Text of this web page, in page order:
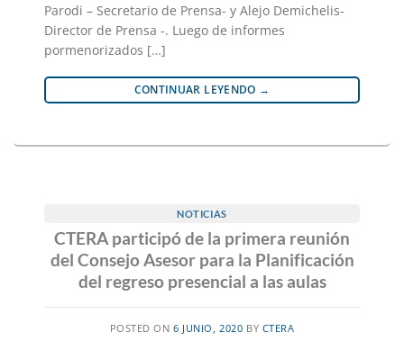
Parodi – Secretario de Prensa- y Alejo Demichelis-
Director de Prensa -. Luego de informes
pormenorizados […]
CONTINUAR LEYENDO →
NOTICIAS
CTERA participó de la primera reunión
del Consejo Asesor para la Planificación
del regreso presencial a las aulas
POSTED ON6 JUNIO, 2020 BY CTERA